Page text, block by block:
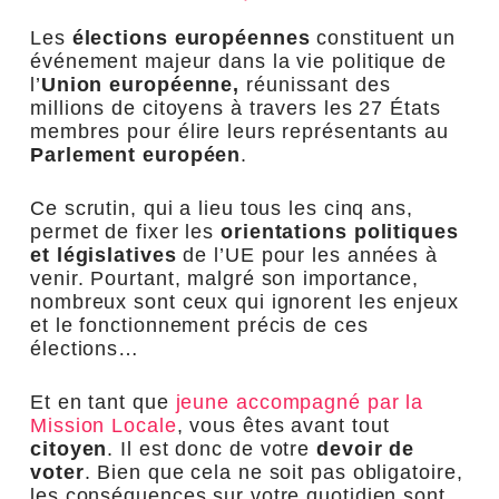
Les élections européennes constituent un
événement majeur dans la vie politique de
l’Union européenne, réunissant des
millions de citoyens à travers les 27 États
membres pour élire leurs représentants au
Parlement européen.
Ce scrutin, qui a lieu tous les cinq ans,
permet de fixer les orientations politiques
et législatives de l’UE pour les années à
venir. Pourtant, malgré son importance,
nombreux sont ceux qui ignorent les enjeux
et le fonctionnement précis de ces
élections…
Et en tant que jeune accompagné par la
Mission Locale, vous êtes avant tout
citoyen. Il est donc de votredevoir de
voter. Bien que cela ne soit pas obligatoire,